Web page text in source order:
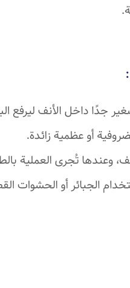
جدًا داخل الأنف ليرفع
أو عظمية زائدة.
وعندها تُجرى العملية
الجبائر أو الحشوات